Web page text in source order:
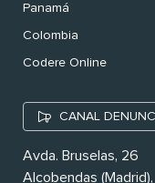
Panamá
Colombia
Codere Online
CANAL
Avda. Bruselas, 26
Alcobendas (Madrid),